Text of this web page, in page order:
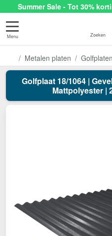
Summer Sale - Tot 30%
Menu Zoeken
Metalen platen Golfplaten
Golfplaat 18/1064 |
Mattpolyester |